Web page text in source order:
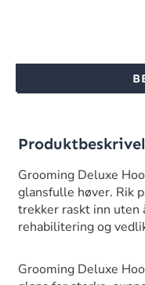
Grooming Deluxe
glansfulle høver. Rik
trekker raskt inn uten
rehabilitering og
Grooming Deluxe